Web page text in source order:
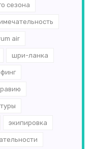
сезона
air
шри-ланка
экипировка